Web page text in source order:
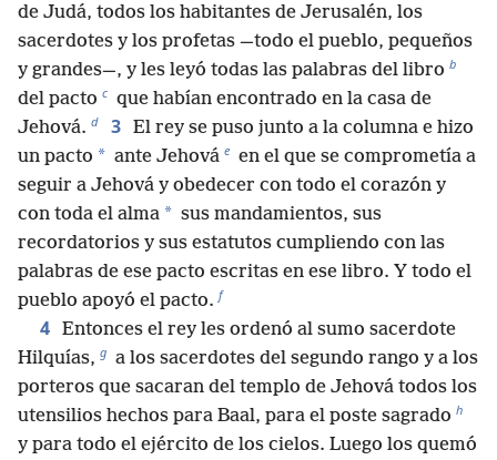
de Judá, todos los habitantes de Jerusalén, los
sacerdotes y los profetas —todo el pueblo, pequeños
y grandes—, y les leyó todas las palabras del libro b
del pacto c que habían encontrado en la casa de
Jehová. d 3 El rey se puso junto a la columna e hizo
un pacto * ante Jehová e en el que se comprometía a
seguir a Jehová y obedecer con todo el corazón y
con toda el alma * sus mandamientos, sus
recordatorios y sus estatutos cumpliendo con las
palabras de ese pacto escritas en ese libro. Y todo el
pueblo apoyó el pacto. f
4 Entonces el rey les ordenó al sumo sacerdote
Hilquías, g a los sacerdotes del segundo rango y a los
porteros que sacaran del templo de Jehová todos los
utensilios hechos para Baal, para el poste sagrado h
y para todo el ejército de los cielos. Luego los quemó